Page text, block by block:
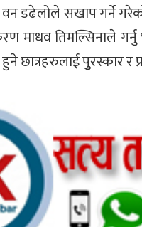
वन डढेलोले सखाप गर्ने
माधव तिमल्सिनाले
हुने छात्रहरुलाई पुुरस्कार र